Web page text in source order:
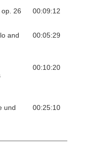
26
00:09:12
and
00:05:29
00:10:20
und
00:25:10